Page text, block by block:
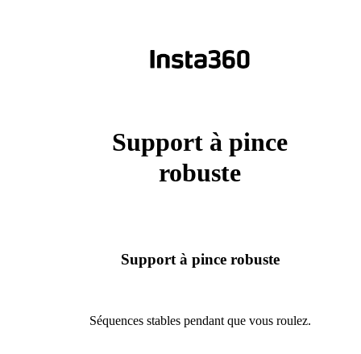
Support à pince
robuste
Support à pince robuste
Séquences stables pendant que vous roulez.